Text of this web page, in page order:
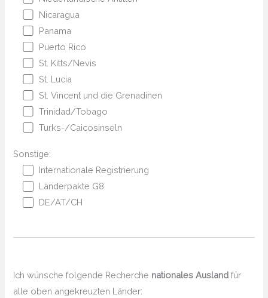
Nicaragua
Panama
Puerto Rico
St. Kitts/Nevis
St. Lucia
St. Vincent und die Grenadinen
Trinidad/Tobago
Turks-/Caicosinseln
Sonstige:
Internationale Registrierung
Länderpakte G8
DE/AT/CH
Ich wünsche folgende Recherche nationales Ausland für
alle oben angekreuzten Länder: